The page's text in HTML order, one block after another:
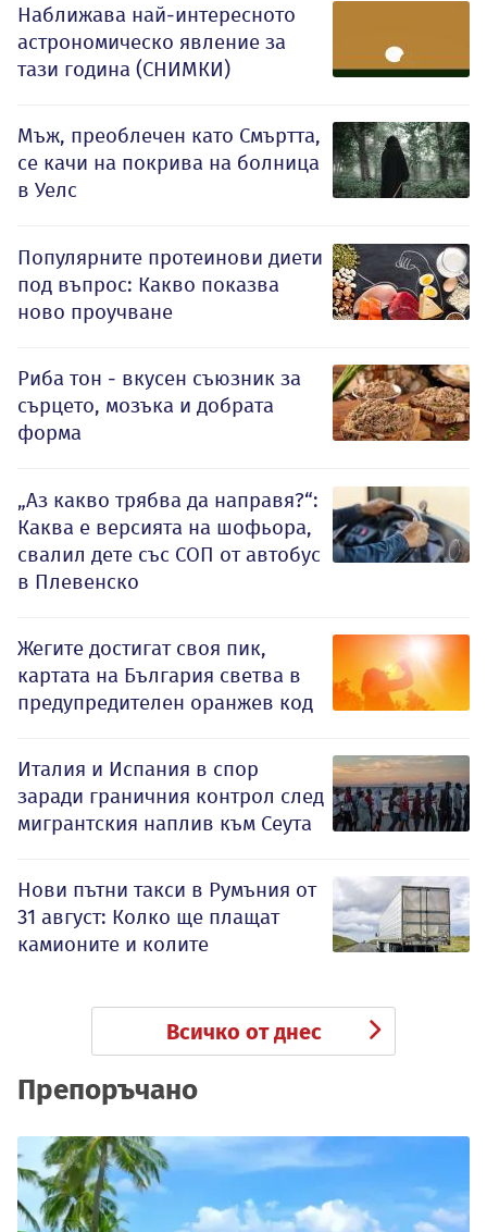
Наближава най-интересното
астрономическо явление за
тази година (СНИМКИ)
Мъж, преоблечен като Смъртта,
се качи на покрива на болница
в Уелс
Популярните протеинови диети
под въпрос: Какво показва
ново проучване
Риба тон - вкусен съюзник за
сърцето, мозъка и добрата
форма
„Аз какво трябва да направя?“:
Каква е версията на шофьора,
свалил дете със СОП от автобус
в Плевенско
Жегите достигат своя пик,
картата на България светва в
предупредителен оранжев код
Италия и Испания в спор
заради граничния контрол след
мигрантския наплив към Сеута
Нови пътни такси в Румъния от
31 август: Колко ще плащат
камионите и колите
Всичко от днес
Препоръчано